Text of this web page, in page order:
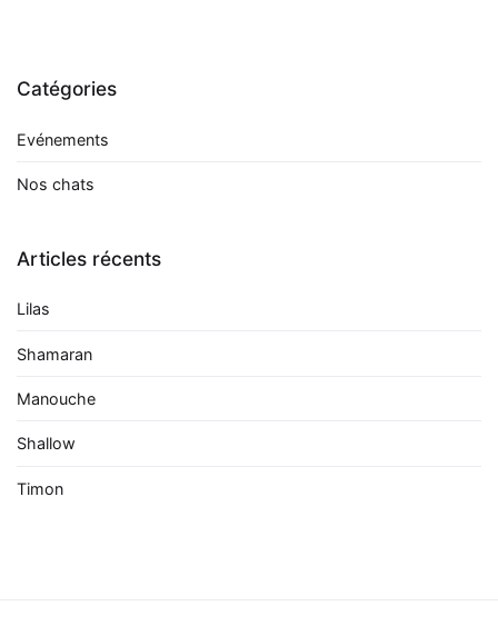
Catégories
Evénements
Nos chats
Articles récents
Lilas
Shamaran
Manouche
Shallow
Timon